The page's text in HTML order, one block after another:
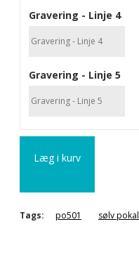
Gravering - Linje 4
Gravering - Linje 5
Læg i kurv
Tags: po501 sølv pokal